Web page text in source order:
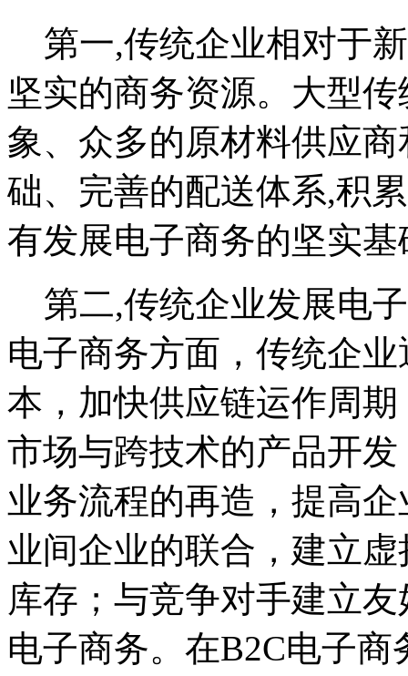
第一,传统企业相对于
坚实的商务资源。大型
象、众多的原材料供应
础、完善的配送体系,积
有发展电子商务的坚实基
第二,传统企业发展电
电子商务方面，传统企
本，加快供应链运作周
市场与跨技术的产品开
业务流程的再造，提高
业间企业的联合，建立
库存；与竞争对手建立
电子商务。在B2C电子